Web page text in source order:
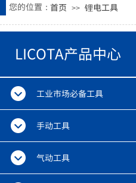
LICOTA产品中心
首页 >> 锂电工具
您的位置：
工业市场必备工具
手动工具
气动工具